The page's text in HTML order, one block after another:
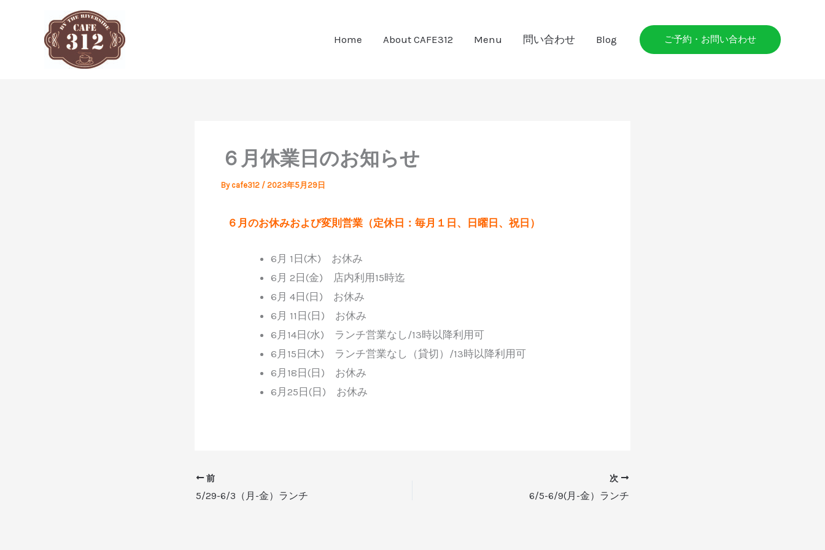
Home About CAFE312 Menu 問い合わせ Blog ご予約・お問い合わせ
６月休業日のお知らせ
By cafe312 / 2023年5月29日
６月のお休みおよび変則営業（定休日：毎月１日、日曜日、祝日）
6月 1日(木) お休み
6月 2日(金) 店内利用15時迄
6月 4日(日) お休み
6月 11日(日) お休み
6月14日(水) ランチ営業なし/13時以降利用可
6月15日(木) ランチ営業なし（貸切）/13時以降利用可
6月18日(日) お休み
6月25日(日) お休み
前
5/29-6/3（月-金）ランチ
次
6/5-6/9(月-金）ランチ